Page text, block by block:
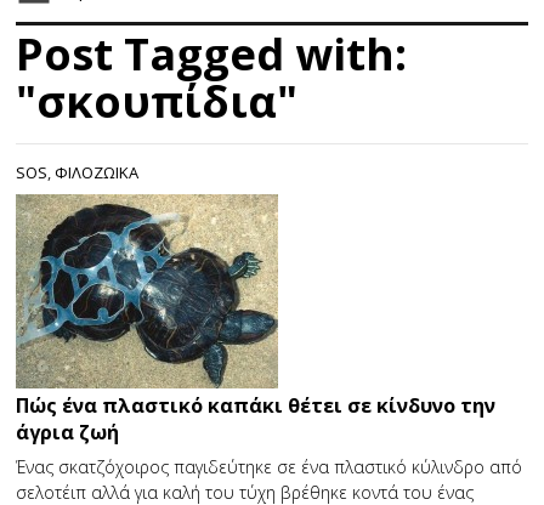
Post Tagged with:
"σκουπίδια"
SOS,ΦΙΛΟΖΩΙΚΑ
Πώς ένα πλαστικό καπάκι θέτει σε κίνδυνο την
άγρια ζωή
Ένας σκατζόχοιρος παγιδεύτηκε σε ένα πλαστικό κύλινδρο από
σελοτέιπ αλλά για καλή του τύχη βρέθηκε κοντά του ένας